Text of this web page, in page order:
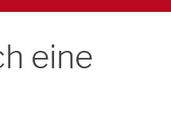
eine